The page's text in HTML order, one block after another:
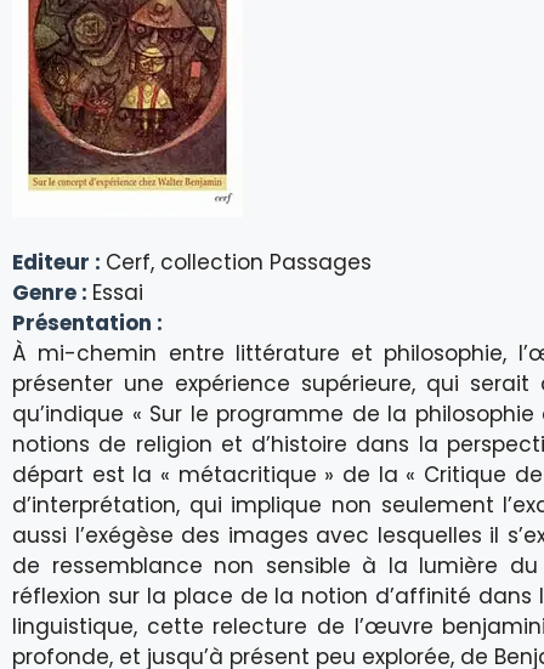
Editeur : Cerf, collection Passages
Genre : Essai
Présentation :
À mi-chemin entre littérature et philosophie,
présenter une expérience supérieure, qui
qu’indique « Sur le programme de la
notions de religion et d’histoire dans la
départ est la « métacritique » de la « Critique
d’interprétation, qui implique non seulement
aussi l’exégèse des images avec lesquelles il
de ressemblance non sensible à la lumière
réflexion sur la place de la notion d’affinité
linguistique, cette relecture de l’œuvre
profonde, et jusqu’à présent peu explorée, de